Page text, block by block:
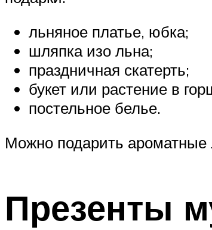
льняное платье, юбка;
шляпка изо льна;
праздничная скатерть;
букет или растение в
постельное белье.
Можно подарить
Презенты